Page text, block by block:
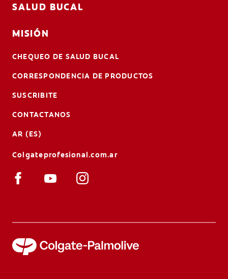
SALUD BUCAL
MISIÓN
CHEQUEO DE SALUD BUCAL
CORRESPONDENCIA DE PRODUCTOS
SUSCRIBITE
CONTACTANOS
AR (ES)
Colgateprofesional.com.ar